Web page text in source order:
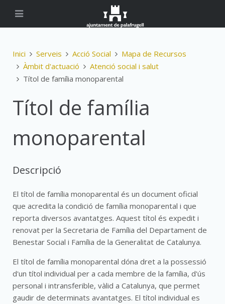
Inici Serveis Acció Social
Mapa de Recursos
Àmbit d'actuació
Atenció social i salut
Títol de família monoparental
Títol de família
monoparental
Descripció
El títol de família monoparental és un document oficial
que acredita la condició de família monoparental i que
reporta diversos avantatges. Aquest títol és expedit i
renovat per la Secretaria de Família del Departament de
Benestar Social i Família de la Generalitat de Catalunya.
El títol de família monoparental dóna dret a la possessió
d'un títol individual per a cada membre de la família, d'ús
personal i intransferible, vàlid a Catalunya, que permet
gaudir de determinats avantatges. El títol individual es